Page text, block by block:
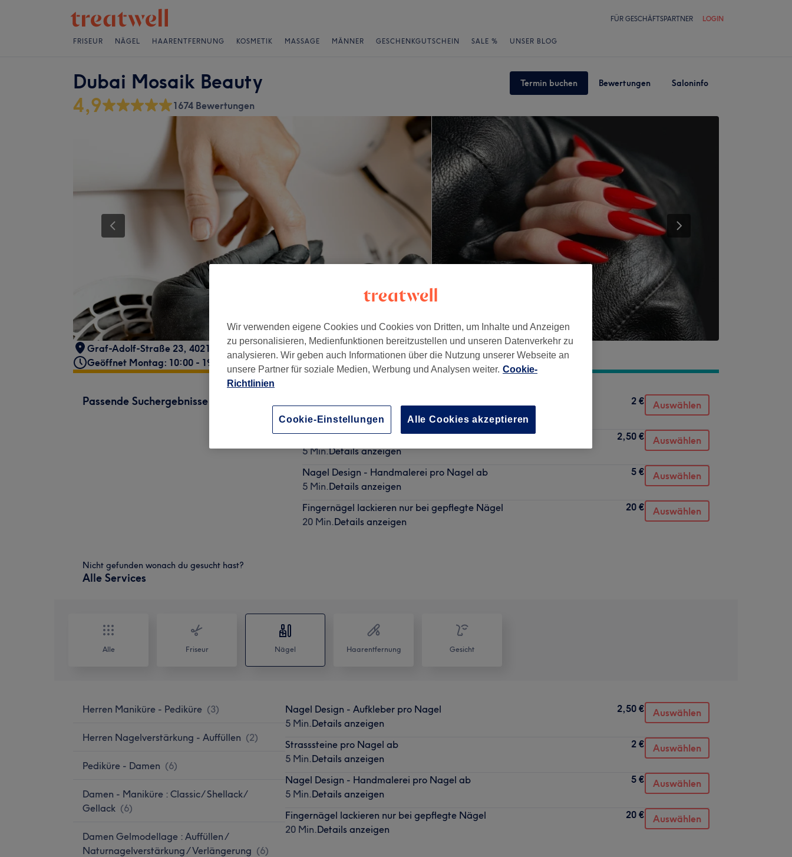
FÜR GESCHÄFTSPARTNER LOGIN
FRISEUR NÄGEL HAARENTFERNUNG KOSMETIK MASSAGE MÄNNER GESCHENKGUTSCHEIN SALE % UNSER BLOG
Dubai Mosaik Beauty Termin buchen Bewertungen Saloninfo
4,9 1674 Bewertungen
Graf-Adolf-Straße 23, 40212 Düsseldorf, Düsseldorf, Stadtmitte, 40212
Geöffnet Montag: 10:00 - 19:00
Passende Suchergebnisse
5 Min.Details anzeigen
2 € Auswählen
Nagel Design - Aufkleber pro Nagel
5 Min.Details anzeigen
2,50 € Auswählen
Nagel Design - Handmalerei pro Nagel ab
5 Min.Details anzeigen
5 € Auswählen
Fingernägel lackieren nur bei gepflegte Nägel
20 Min.Details anzeigen
20 € Auswählen
Nicht gefunden wonach du gesucht hast?
Alle Services
Alle Friseur Nägel Haarentfernung Gesicht
Herren Maniküre - Pediküre (3)
Herren Nagelverstärkung - Auffüllen (2)
Pediküre - Damen (6)
Damen - Maniküre : Classic/ Shellack/
Gellack (6)
Damen Gelmodellage : Auffüllen /
Naturnagelverstärkung / Verlängerung (6)
Nagel Design - Aufkleber pro Nagel
5 Min.Details anzeigen
2,50 € Auswählen
Strasssteine pro Nagel ab
5 Min.Details anzeigen
2 € Auswählen
Nagel Design - Handmalerei pro Nagel ab
5 Min.Details anzeigen
5 € Auswählen
Fingernägel lackieren nur bei gepflegte Nägel
20 Min.Details anzeigen
20 € Auswählen
Wir verwenden eigene Cookies und Cookies von Dritten, um Inhalte und Anzeigen
zu personalisieren, Medienfunktionen bereitzustellen und unseren Datenverkehr zu
analysieren. Wir geben auch Informationen über die Nutzung unserer Webseite an
unsere Partner für soziale Medien, Werbung und Analysen weiter. Cookie-
Richtlinien
Cookie-Einstellungen Alle Cookies akzeptieren